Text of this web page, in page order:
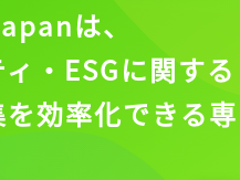
は、
・ESGに関する
効率化できる